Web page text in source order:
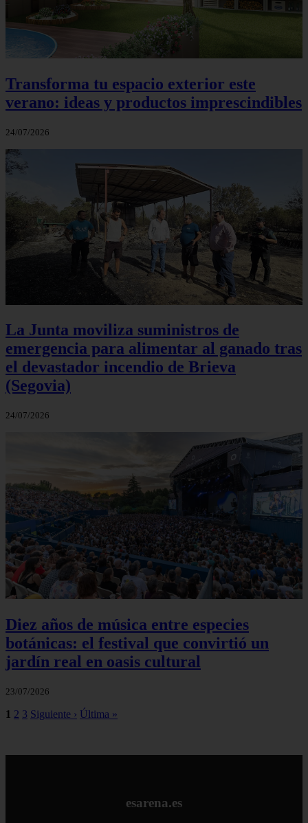
Transforma tu espacio exterior este
verano: ideas y productos imprescindibles
24/07/2026
La Junta moviliza suministros de
emergencia para alimentar al ganado tras
el devastador incendio de Brieva
(Segovia)
24/07/2026
Diez años de música entre especies
botánicas: el festival que convirtió un
jardín real en oasis cultural
23/07/2026
1 2 3 Siguiente › Última »
esarena.es